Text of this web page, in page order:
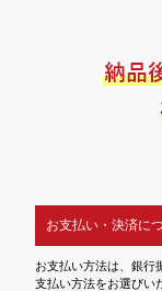
お支払い・決済に
お支払い方法は、銀行
支払い方法をお選びい